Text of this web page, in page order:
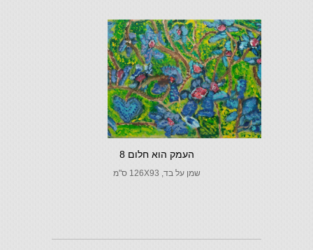
העמק הוא חלום 8
שמן על בד, 126X93 ס"מ